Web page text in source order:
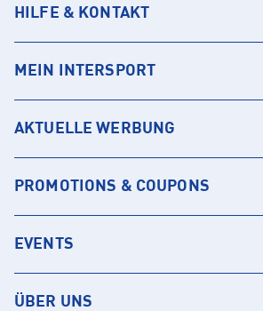
HILFE & KONTAKT
MEIN INTERSPORT
AKTUELLE WERBUNG
PROMOTIONS & COUPONS
EVENTS
ÜBER UNS